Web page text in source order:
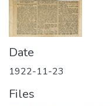
Date
1922-11-23
Files